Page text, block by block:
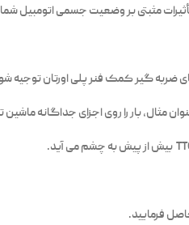
مثبتی بر وضعیت جسمی اتومبیل شما
گیر کمک فنر پلی اورتان توجیه
مثال، بار را روی اجزای جداگانه
فرمایید.